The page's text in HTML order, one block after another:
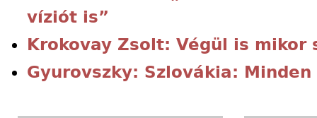
víziót is”
Krokovay Zsolt: Végül is mikor
Gyurovszky: Szlovákia: